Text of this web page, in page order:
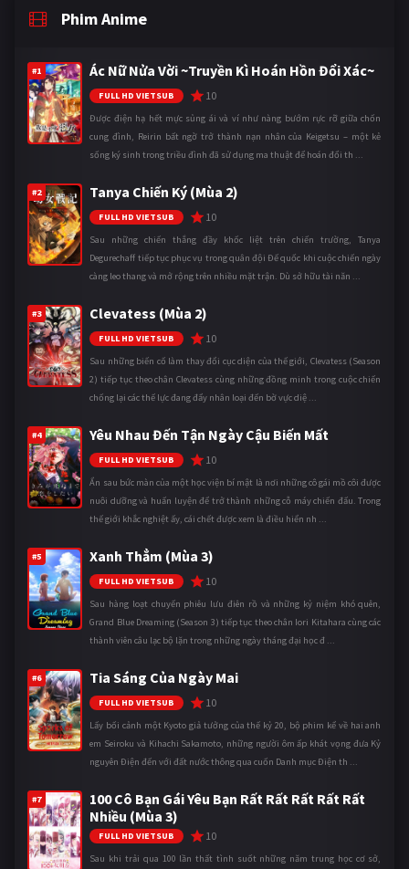
Phim Anime
#1 Ác Nữ Nửa Vời ~Truyền Kì Hoán Hồn Đổi Xác~
FULL HD VIETSUB 10
Được điện hạ hết mực sủng ái và ví như nàng bướm rực rỡ giữa chốn
cung đình, Reirin bất ngờ trở thành nạn nhân của Keigetsu – một kẻ
sống ký sinh trong triều đình đã sử dụng ma thuật để hoán đổi th ...
#2 Tanya Chiến Ký (Mùa 2)
FULL HD VIETSUB 10
Sau những chiến thắng đầy khốc liệt trên chiến trường, Tanya
Degurechaff tiếp tục phục vụ trong quân đội Đế quốc khi cuộc chiến ngày
càng leo thang và mở rộng trên nhiều mặt trận. Dù sở hữu tài năn ...
#3 Clevatess (Mùa 2)
FULL HD VIETSUB 10
Sau những biến cố làm thay đổi cục diện của thế giới, Clevatess (Season
2) tiếp tục theo chân Clevatess cùng những đồng minh trong cuộc chiến
chống lại các thế lực đang đẩy nhân loại đến bờ vực diệ ...
#4 Yêu Nhau Đến Tận Ngày Cậu Biến Mất
FULL HD VIETSUB 10
Ẩn sau bức màn của một học viện bí mật là nơi những cô gái mồ côi được
nuôi dưỡng và huấn luyện để trở thành những cỗ máy chiến đấu. Trong
thế giới khắc nghiệt ấy, cái chết được xem là điều hiển nh ...
#5 Xanh Thẳm (Mùa 3)
FULL HD VIETSUB 10
Sau hàng loạt chuyến phiêu lưu điên rồ và những kỷ niệm khó quên,
Grand Blue Dreaming (Season 3) tiếp tục theo chân Iori Kitahara cùng các
thành viên câu lạc bộ lặn trong những ngày tháng đại học đ ...
#6 Tia Sáng Của Ngày Mai
FULL HD VIETSUB 10
Lấy bối cảnh một Kyoto giả tưởng của thế kỷ 20, bộ phim kể về hai anh
em Seiroku và Kihachi Sakamoto, những người ôm ấp khát vọng đưa Kỷ
nguyên Điện đến với đất nước thông qua cuốn Danh mục Điện th ...
#7
100 Cô Bạn Gái Yêu Bạn Rất Rất Rất Rất Rất
Nhiều (Mùa 3)
FULL HD VIETSUB 10
Sau khi trải qua 100 lần thất tình suốt những năm trung học cơ sở,